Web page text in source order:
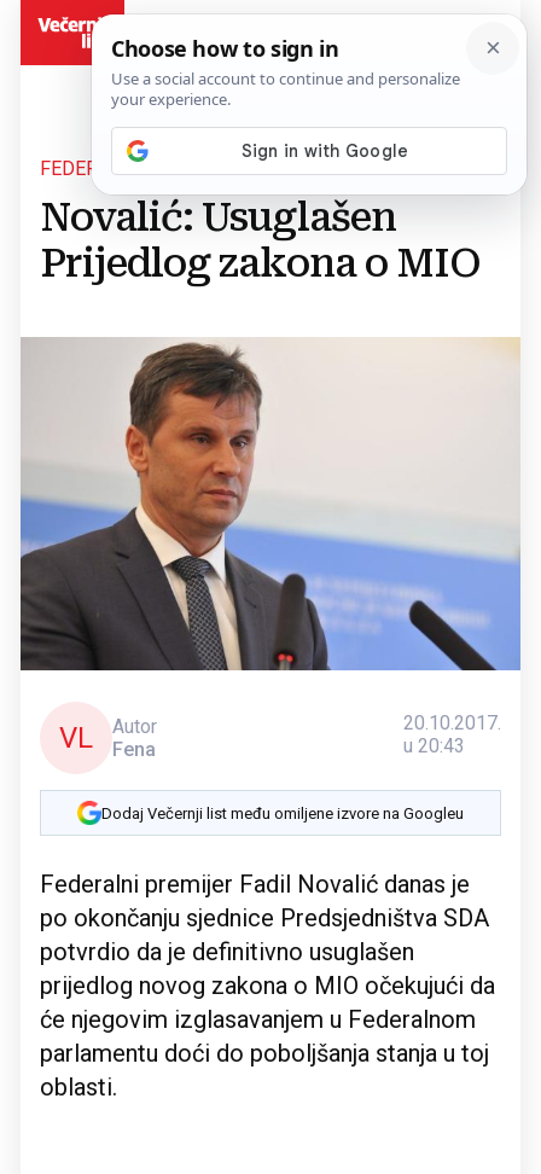
FEDERALNI PREMIJER
Novalić: Usuglašen
Prijedlog zakona o MIO
VL
Autor
Fena
20.10.2017.
u 20:43
Dodaj Večernji list među omiljene izvore na Googleu
Federalni premijer Fadil Novalić danas je
po okončanju sjednice Predsjedništva SDA
potvrdio da je definitivno usuglašen
prijedlog novog zakona o MIO očekujući da
će njegovim izglasavanjem u Federalnom
parlamentu doći do poboljšanja stanja u toj
oblasti.